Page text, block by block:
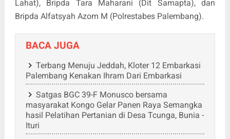
Lahat), Bripda Tara Maharani (Dit Samapta), dan
Bripda Alfatsyah Azom M (Polrestabes Palembang).
BACA JUGA
Terbang Menuju Jeddah, Kloter 12 Embarkasi
Palembang Kenakan Ihram Dari Embarkasi
Satgas BGC 39-F Monusco bersama
masyarakat Kongo Gelar Panen Raya Semangka
hasil Pelatihan Pertanian di Desa Tcunga, Bunia -
Ituri